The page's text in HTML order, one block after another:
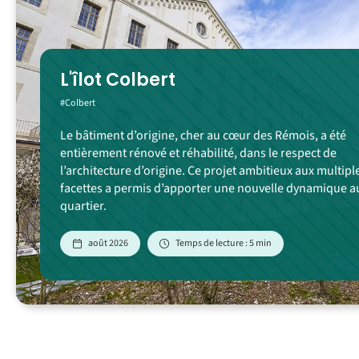
L'îlot Colbert
#Colbert
Le bâtiment d’origine, cher au cœur des Rémois, a été
entièrement rénové et réhabilité, dans le respect de
l’architecture d’origine. Ce projet ambitieux aux
facettes a permis d’apporter une nouvelle dynamique
quartier.
août 2026 Temps de lecture : 5 min